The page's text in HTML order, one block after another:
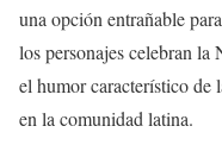
una opción entrañable
los personajes celebran la
el humor característico de
en la comunidad latina.